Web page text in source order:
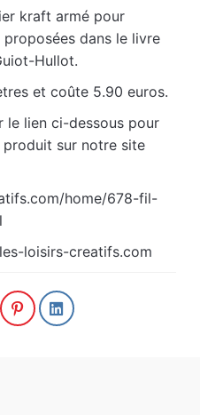
kraft armé pour
dans le livre
Hullot.
et coûte 5.90 euros.
le lien ci-dessous pour
sur notre site
home/678-fil-
loisirs-creatifs.com